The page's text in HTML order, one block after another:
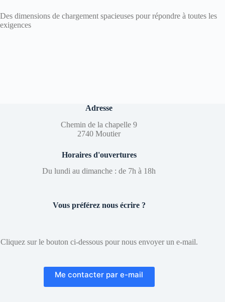
Des dimensions de chargement spacieuses pour répondre à toutes les
exigences
Adresse
Chemin de la chapelle 9
2740 Moutier
Horaires d'ouvertures
Du lundi au dimanche : de 7h à 18h
Vous préférez nous écrire ?
Cliquez sur le bouton ci-dessous pour nous envoyer un e-mail.
Me contacter par e-mail